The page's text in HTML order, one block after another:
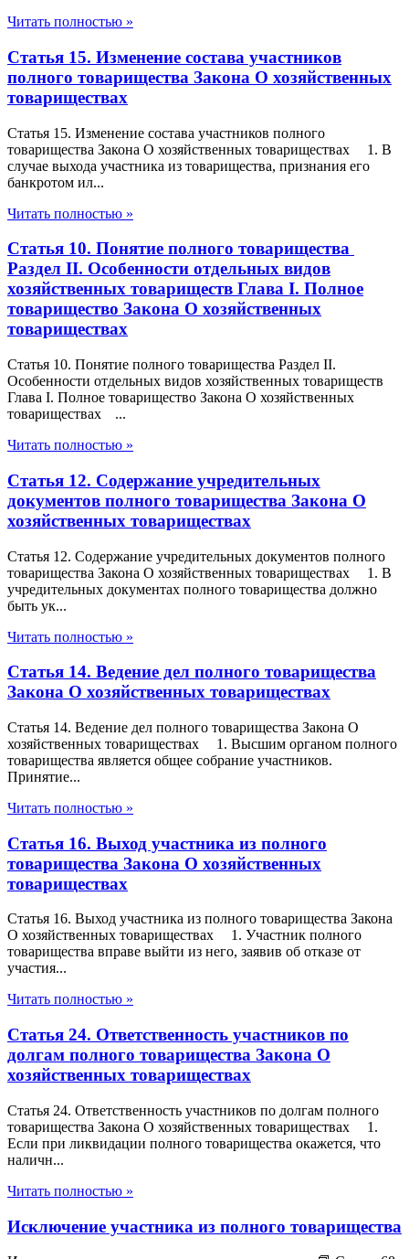
Читать полностью »
Статья 15. Изменение состава участников
полного товарищества Закона О хозяйственных
товариществах
Статья 15. Изменение состава участников полного
товарищества Закона О хозяйственных товариществах 1. В
случае выхода участника из товарищества, признания его
банкротом ил...
Читать полностью »
Статья 10. Понятие полного товарищества
Раздел II. Особенности отдельных видов
хозяйственных товариществ Глава I. Полное
товарищество Закона О хозяйственных
товариществах
Статья 10. Понятие полного товарищества Раздел II.
Особенности отдельных видов хозяйственных товариществ
Глава I. Полное товарищество Закона О хозяйственных
товариществах ...
Читать полностью »
Статья 12. Содержание учредительных
документов полного товарищества Закона О
хозяйственных товариществах
Статья 12. Содержание учредительных документов полного
товарищества Закона О хозяйственных товариществах 1. В
учредительных документах полного товарищества должно
быть ук...
Читать полностью »
Статья 14. Ведение дел полного товарищества
Закона О хозяйственных товариществах
Статья 14. Ведение дел полного товарищества Закона О
хозяйственных товариществах 1. Высшим органом полного
товарищества является общее собрание участников.
Принятие...
Читать полностью »
Статья 16. Выход участника из полного
товарищества Закона О хозяйственных
товариществах
Статья 16. Выход участника из полного товарищества Закона
О хозяйственных товариществах 1. Участник полного
товарищества вправе выйти из него, заявив об отказе от
участия...
Читать полностью »
Статья 24. Ответственность участников по
долгам полного товарищества Закона О
хозяйственных товариществах
Статья 24. Ответственность участников по долгам полного
товарищества Закона О хозяйственных товариществах 1.
Если при ликвидации полного товарищества окажется, что
наличн...
Читать полностью »
Исключение участника из полного товарищества